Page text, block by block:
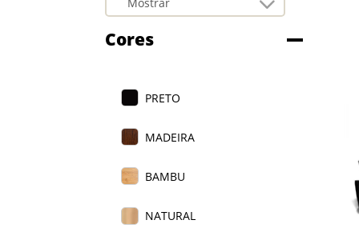
Cores
PRETO
MADEIRA
BAMBU
NATURAL